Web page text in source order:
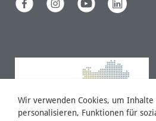
Wir verwenden Cookies, um Inhalte
personalisieren, Funktionen für